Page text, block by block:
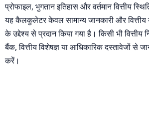
प्रोफाइल, भुगतान इतिहास और वर्तमान वित्तीय
यह कैलकुलेटर केवल सामान्य जानकारी और वित्तीय
के उद्देश्य से प्रदान किया गया है। किसी भी वित्तीय
बैंक, वित्तीय विशेषज्ञ या आधिकारिक दस्तावेजों से
करें।